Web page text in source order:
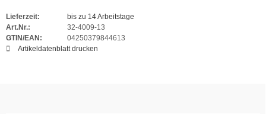
Lieferzeit:
bis zu 14 Arbeitstage
Art.Nr.:
32-4009-13
GTIN/EAN:
04250379844613
Artikeldatenblatt drucken